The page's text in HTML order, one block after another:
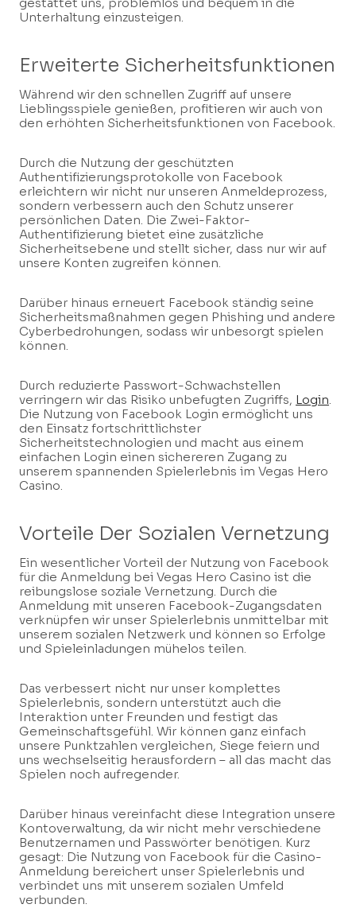
Unterhaltung einzusteigen.
Erweiterte Sicherheitsfunktionen
Während wir den schnellen Zugriff auf unsere
Lieblingsspiele genießen, profitieren wir auch von
den erhöhten Sicherheitsfunktionen von Facebook.
Durch die Nutzung der geschützten
Authentifizierungsprotokolle von Facebook
erleichtern wir nicht nur unseren Anmeldeprozess,
sondern verbessern auch den Schutz unserer
persönlichen Daten. Die Zwei-Faktor-
Authentifizierung bietet eine zusätzliche
Sicherheitsebene und stellt sicher, dass nur wir auf
unsere Konten zugreifen können.
Darüber hinaus erneuert Facebook ständig seine
Sicherheitsmaßnahmen gegen Phishing und andere
Cyberbedrohungen, sodass wir unbesorgt spielen
können.
Durch reduzierte Passwort-Schwachstellen
verringern wir das Risiko unbefugten Zugriffs, Login.
Die Nutzung von Facebook Login ermöglicht uns
den Einsatz fortschrittlichster
Sicherheitstechnologien und macht aus einem
einfachen Login einen sichereren Zugang zu
unserem spannenden Spielerlebnis im Vegas Hero
Casino.
Vorteile Der Sozialen Vernetzung
Ein wesentlicher Vorteil der Nutzung von Facebook
für die Anmeldung bei Vegas Hero Casino ist die
reibungslose soziale Vernetzung. Durch die
Anmeldung mit unseren Facebook-Zugangsdaten
verknüpfen wir unser Spielerlebnis unmittelbar mit
unserem sozialen Netzwerk und können so Erfolge
und Spieleinladungen mühelos teilen.
Das verbessert nicht nur unser komplettes
Spielerlebnis, sondern unterstützt auch die
Interaktion unter Freunden und festigt das
Gemeinschaftsgefühl. Wir können ganz einfach
unsere Punktzahlen vergleichen, Siege feiern und
uns wechselseitig herausfordern – all das macht das
Spielen noch aufregender.
Darüber hinaus vereinfacht diese Integration unsere
Kontoverwaltung, da wir nicht mehr verschiedene
Benutzernamen und Passwörter benötigen. Kurz
gesagt: Die Nutzung von Facebook für die Casino-
Anmeldung bereichert unser Spielerlebnis und
verbindet uns mit unserem sozialen Umfeld
verbunden.